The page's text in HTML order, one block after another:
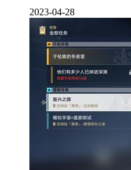
2023-04-28